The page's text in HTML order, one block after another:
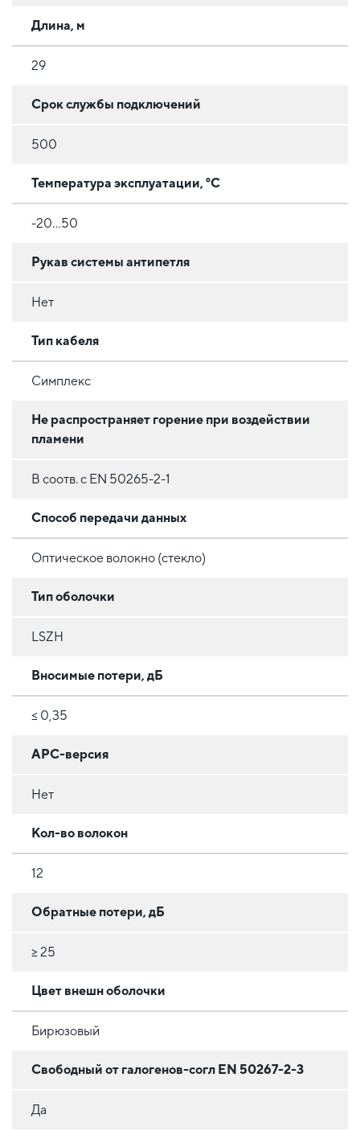
Длина, м
29
Срок службы подключений
500
Температура эксплуатации, °C
-20...50
Рукав системы антипетля
Нет
Тип кабеля
Симплекс
Не распространяет горение при воздействии
пламени
В соотв. с EN 50265-2-1
Способ передачи данных
Оптическое волокно (стекло)
Тип оболочки
LSZH
Вносимые потери, дБ
≤ 0,35
APC-версия
Нет
Кол-во волокон
12
Обратные потери, дБ
≥ 25
Цвет внешн оболочки
Бирюзовый
Свободный от галогенов-согл EN 50267-2-3
Да